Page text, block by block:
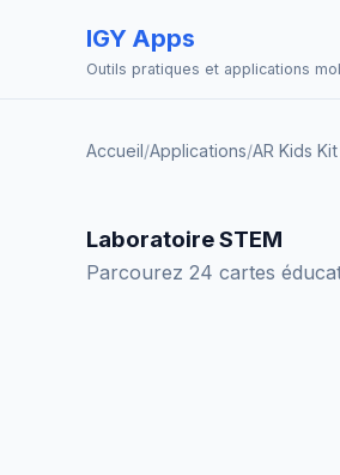
IGY Apps
Outils pratiques et applications
Accueil/Applications/AR Kids
Laboratoire STEM
Parcourez 24 cartes